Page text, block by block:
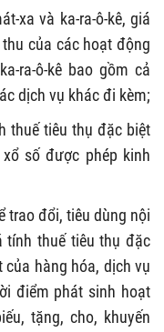
xa và ka-ra-ô-kê, giá
của các hoạt động
ra-ô-kê bao gồm cả
dịch vụ khác đi kèm;
thuế tiêu thụ đặc biệt
số được phép kinh
trao đổi, tiêu dùng nội
tính thuế tiêu thụ đặc
hàng hóa, dịch vụ
điểm phát sinh hoạt
tặng, cho, khuyến